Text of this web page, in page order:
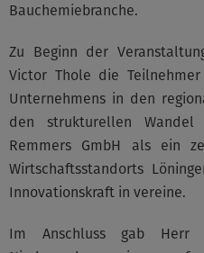
Bauchemiebranche.
Zu Beginn der
Victor Thole die
Unternehmens in den
den strukturellen
Remmers GmbH als ein
Wirtschaftsstandorts
Innovationskraft in vereine.
Im Anschluss gab Herr